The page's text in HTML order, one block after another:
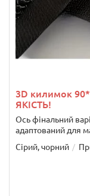
3D килимок
ЯКІСТЬ!
Ось фінальний
адаптований для
Сірий, чорний